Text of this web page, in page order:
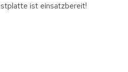
ist einsatzbereit!